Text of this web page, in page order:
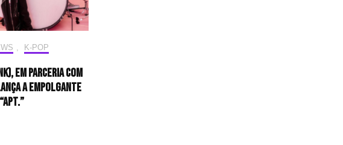
, K-POP
em parceria com
a empolgante
“APT.”